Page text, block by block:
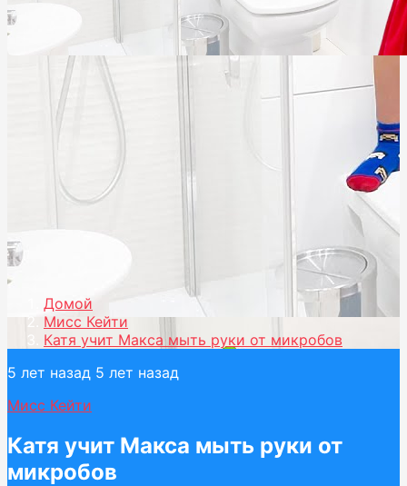
Домой
Мисс Кейти
Катя учит Макса мыть руки от микробов
5 лет назад 5 лет назад
Мисс Кейти
Катя учит Макса мыть руки от
микробов